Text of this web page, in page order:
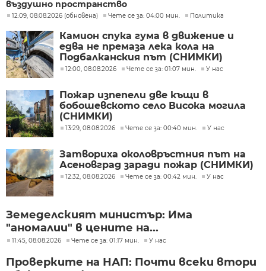
въздушно пространство
12:09, 08.08.2026 (обновена) Чете се за: 04:00 мин. Политика
Камион спука гума в движение и
едва не премаза лека кола на
Подбалканския път (СНИМКИ)
12:00, 08.08.2026 Чете се за: 01:07 мин. У нас
Пожар изпепели две къщи в
бобошевското село Висока могила
(СНИМКИ)
13:29, 08.08.2026 Чете се за: 00:40 мин. У нас
Затвориха околовръстния път на
Асеновград заради пожар (СНИМКИ)
12:32, 08.08.2026 Чете се за: 00:42 мин. У нас
Земеделският министър: Има
"аномалии" в цените на...
11:45, 08.08.2026 Чете се за: 01:17 мин. У нас
Проверките на НАП: Почти всеки втори